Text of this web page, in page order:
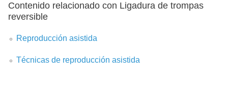
Contenido relacionado con Ligadura de trompas
reversible
Reproducción asistida
Técnicas de reproducción asistida